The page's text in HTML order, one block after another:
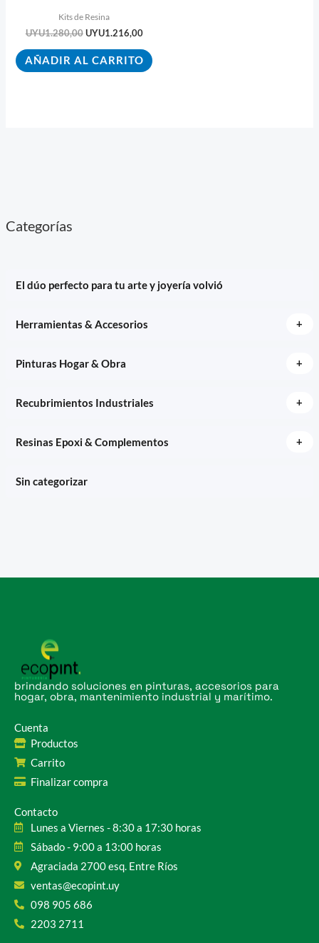
Categorías
El dúo perfecto para tu arte y joyería volvió
Herramientas & Accesorios +
Pinturas Hogar & Obra +
Recubrimientos Industriales +
Resinas Epoxi & Complementos +
Sin categorizar
Kits de Resina
UYU1.280,00 UYU1.216,00
AÑADIR AL CARRITO
brindando soluciones en pinturas, accesorios para
hogar, obra, mantenimiento industrial y marítimo.
Cuenta
Productos
Carrito
Finalizar compra
Contacto
Lunes a Viernes - 8:30 a 17:30 horas
Sábado - 9:00 a 13:00 horas
Agraciada 2700 esq. Entre Ríos
ventas@ecopint.uy
098 905 686
2203 2711